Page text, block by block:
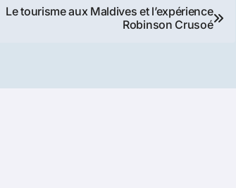
Le tourisme aux Maldives et l’expérience
Robinson Crusoé